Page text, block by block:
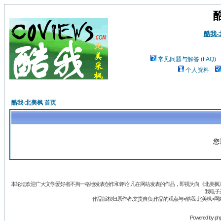
酷我-
常见问题与解答 (FAQ)
个人资料
酷我-北美枫 首页
您
本论坛欢迎广大文学爱好者不拘一格地发表创作和评论.凡在网站发表的作品，即视为向《北美
我电子
作品版权归原作者.文责自负.作品的观点与<酷我-北美枫>
Powered by